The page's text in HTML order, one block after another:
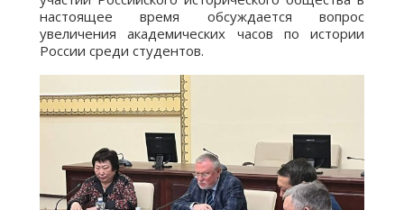
настоящее время обсуждается вопрос
увеличения академических часов по истории
России среди студентов.